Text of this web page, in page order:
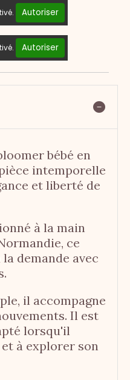
Autoriser
Autoriser
bébé en
intemporelle
et liberté de
à la main
ce
demande avec
il accompagne
Il est
lorsqu'il
à explorer son